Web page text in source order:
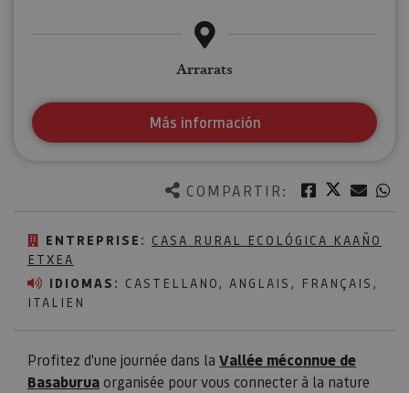
COMPARTIR: Facebook
Twitter
ENTREPRISE: CASA RURAL ECOLÓGICA KAAÑO
ETXEA
IDIOMAS: CASTELLANO, ANGLAIS, FRANÇAIS,
ITALIEN
Profitez d'une journée dans la Vallée méconnue de
Basaburuaorganisée pour vous connecter à la nature
Arrarats
Más información